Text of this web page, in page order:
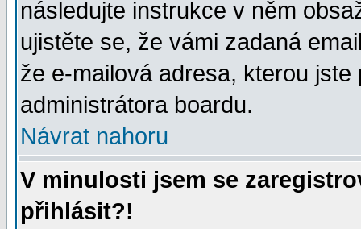
následujte instrukce v něm
ujistěte se, že vámi zadaná
že e-mailová adresa, kterou
administrátora boardu.
Návrat nahoru
V minulosti jsem se
přihlásit?!